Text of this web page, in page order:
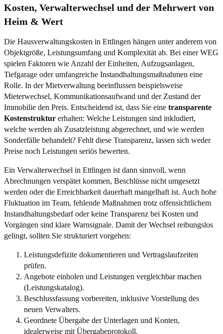
Kosten, Verwalterwechsel und der Mehrwert von
Heim & Wert
Die Hausverwaltungskosten in Ettlingen hängen unter anderem von
Objektgröße, Leistungsumfang und Komplexität ab. Bei einer WEG
spielen Faktoren wie Anzahl der Einheiten, Aufzugsanlagen,
Tiefgarage oder umfangreiche Instandhaltungsmaßnahmen eine
Rolle. In der Mietverwaltung beeinflussen beispielsweise
Mieterwechsel, Kommunikationsaufwand und der Zustand der
Immobilie den Preis. Entscheidend ist, dass Sie eine transparente
Kostenstruktur erhalten: Welche Leistungen sind inkludiert,
welche werden als Zusatzleistung abgerechnet, und wie werden
Sonderfälle behandelt? Fehlt diese Transparenz, lassen sich weder
Preise noch Leistungen seriös bewerten.
Ein Verwalterwechsel in Ettlingen ist dann sinnvoll, wenn
Abrechnungen verspätet kommen, Beschlüsse nicht umgesetzt
werden oder die Erreichbarkeit dauerhaft mangelhaft ist. Auch hohe
Fluktuation im Team, fehlende Maßnahmen trotz offensichtlichem
Instandhaltungsbedarf oder keine Transparenz bei Kosten und
Vorgängen sind klare Warnsignale. Damit der Wechsel reibungslos
gelingt, sollten Sie strukturiert vorgehen:
Leistungsdefizite dokumentieren und Vertragslaufzeiten
prüfen.
Angebote einholen und Leistungen vergleichbar machen
(Leistungskatalog).
Beschlussfassung vorbereiten, inklusive Vorstellung des
neuen Verwalters.
Geordnete Übergabe der Unterlagen und Konten,
idealerweise mit Übergabeprotokoll.